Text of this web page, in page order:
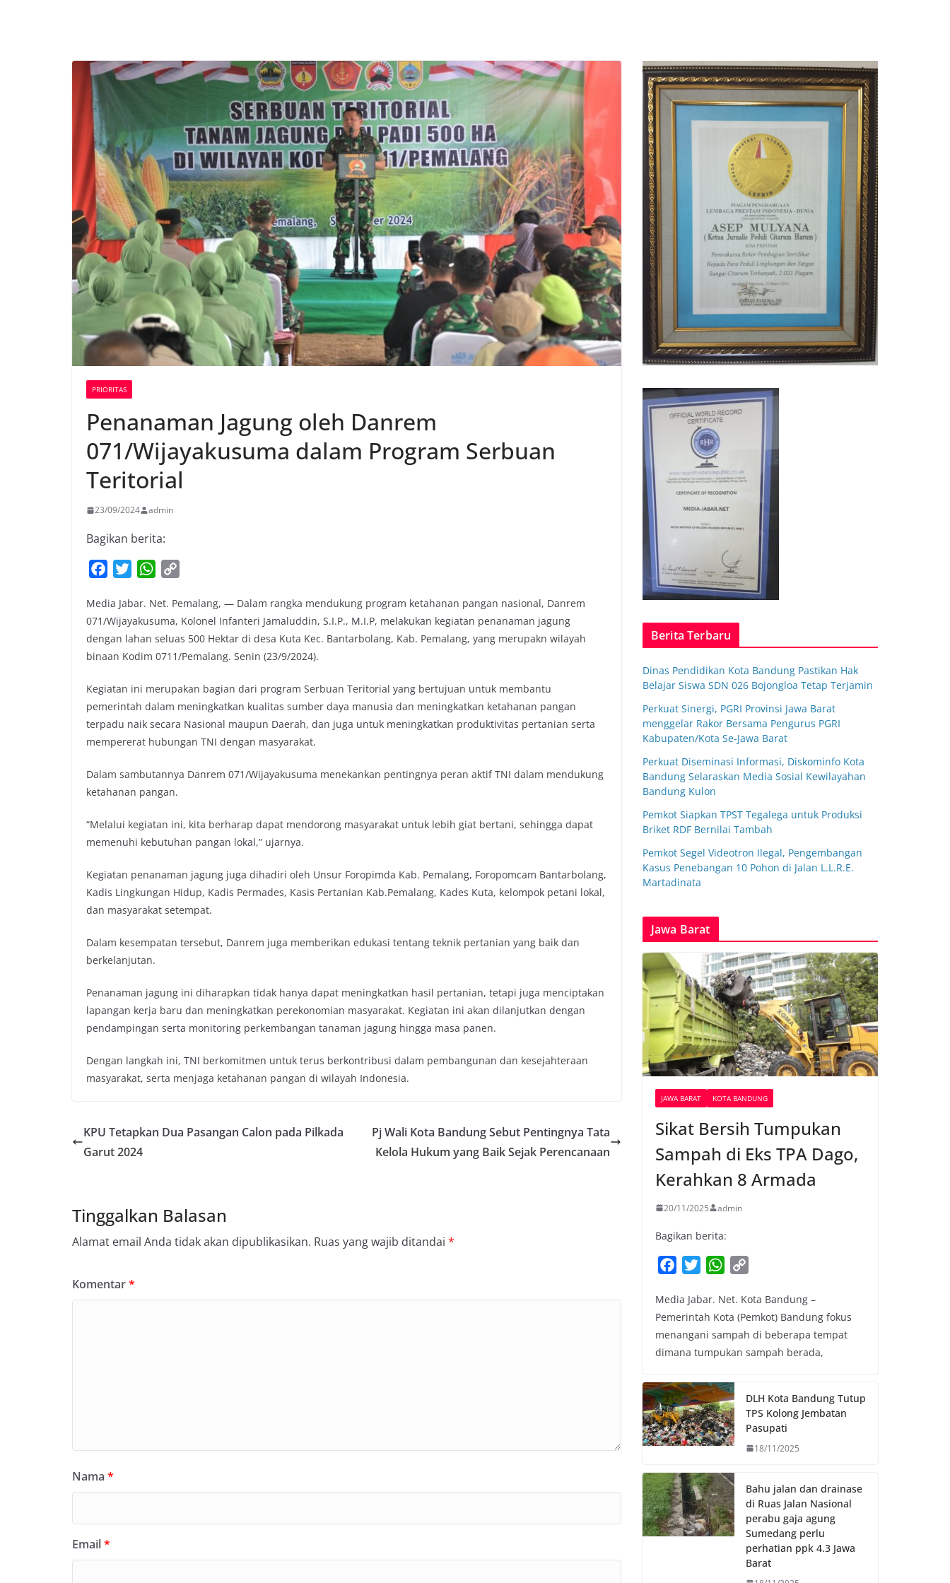
PRIORITAS
Penanaman Jagung oleh Danrem
071/Wijayakusuma dalam Program Serbuan
Teritorial
23/09/2024 admin
Bagikan berita:
c
e
b
o
k
i
t
t
e
W
a
t
s
A
p
p
y
L
i
k
Media Jabar. Net. Pemalang, — Dalam rangka mendukung program ketahanan pangan nasional, Danrem
071/Wijayakusuma, Kolonel Infanteri Jamaluddin, S.I.P., M.I.P, melakukan kegiatan penanaman jagung
dengan lahan seluas 500 Hektar di desa Kuta Kec. Bantarbolang, Kab. Pemalang, yang merupakn wilayah
binaan Kodim 0711/Pemalang. Senin (23/9/2024).
Kegiatan ini merupakan bagian dari program Serbuan Teritorial yang bertujuan untuk membantu
pemerintah dalam meningkatkan kualitas sumber daya manusia dan meningkatkan ketahanan pangan
terpadu naik secara Nasional maupun Daerah, dan juga untuk meningkatkan produktivitas pertanian serta
mempererat hubungan TNI dengan masyarakat.
Dalam sambutannya Danrem 071/Wijayakusuma menekankan pentingnya peran aktif TNI dalam mendukung
ketahanan pangan.
“Melalui kegiatan ini, kita berharap dapat mendorong masyarakat untuk lebih giat bertani, sehingga dapat
memenuhi kebutuhan pangan lokal,” ujarnya.
Kegiatan penanaman jagung juga dihadiri oleh Unsur Foropimda Kab. Pemalang, Foropomcam Bantarbolang,
Kadis Lingkungan Hidup, Kadis Permades, Kasis Pertanian Kab.Pemalang, Kades Kuta, kelompok petani lokal,
dan masyarakat setempat.
Dalam kesempatan tersebut, Danrem juga memberikan edukasi tentang teknik pertanian yang baik dan
berkelanjutan.
Penanaman jagung ini diharapkan tidak hanya dapat meningkatkan hasil pertanian, tetapi juga menciptakan
lapangan kerja baru dan meningkatkan perekonomian masyarakat. Kegiatan ini akan dilanjutkan dengan
pendampingan serta monitoring perkembangan tanaman jagung hingga masa panen.
Dengan langkah ini, TNI berkomitmen untuk terus berkontribusi dalam pembangunan dan kesejahteraan
masyarakat, serta menjaga ketahanan pangan di wilayah Indonesia.
KPU Tetapkan Dua Pasangan Calon pada Pilkada
Garut 2024
Pj Wali Kota Bandung Sebut Pentingnya Tata
Kelola Hukum yang Baik Sejak Perencanaan
Tinggalkan Balasan
Alamat email Anda tidak akan dipublikasikan. Ruas yang wajib ditandai *
Komentar*
Nama *
Email*
Berita Terbaru
Dinas Pendidikan Kota Bandung Pastikan Hak
Belajar Siswa SDN 026 Bojongloa Tetap Terjamin
Perkuat Sinergi, PGRI Provinsi Jawa Barat
menggelar Rakor Bersama Pengurus PGRI
Kabupaten/Kota Se-Jawa Barat
Perkuat Diseminasi Informasi, Diskominfo Kota
Bandung Selaraskan Media Sosial Kewilayahan
Bandung Kulon
Pemkot Siapkan TPST Tegalega untuk Produksi
Briket RDF Bernilai Tambah
Pemkot Segel Videotron Ilegal, Pengembangan
Kasus Penebangan 10 Pohon di Jalan L.L.R.E.
Martadinata
Jawa Barat
JAWA BARAT KOTA BANDUNG
Sikat Bersih Tumpukan
Sampah di Eks TPA Dago,
Kerahkan 8 Armada
20/11/2025 admin
Bagikan berita:
c
e
b
o
k
i
t
t
e
W
a
t
s
A
p
p
y
L
i
k
Media Jabar. Net. Kota Bandung –
Pemerintah Kota (Pemkot) Bandung fokus
menangani sampah di beberapa tempat
dimana tumpukan sampah berada,
DLH Kota Bandung Tutup
TPS Kolong Jembatan
Pasupati
18/11/2025
Bahu jalan dan drainase
di Ruas Jalan Nasional
perabu gaja agung
Sumedang perlu
perhatian ppk 4.3 Jawa
Barat